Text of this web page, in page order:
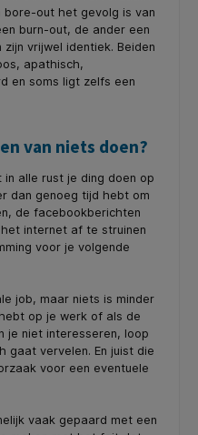
out het gevolg is van
burn-out, de ander een
vrijwel identiek. Beiden
apathisch,
en soms ligt zelfs een
van niets doen?
alle rust je ding doen op
dan genoeg tijd hebt om
de facebookberichten
internet af te struinen
voor je volgende
job, maar niets is minder
op je werk of als de
je niet interesseren, loop
gaat vervelen. En juist die
voor een eventuele
vaak gepaard met een